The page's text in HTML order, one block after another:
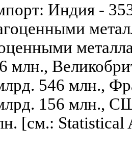
Индия -
млн.,
546 млн.,
156 млн.,
[см.: Statistical